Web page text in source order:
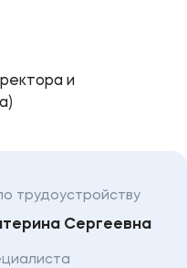
и
трудоустройству
Сергеевна